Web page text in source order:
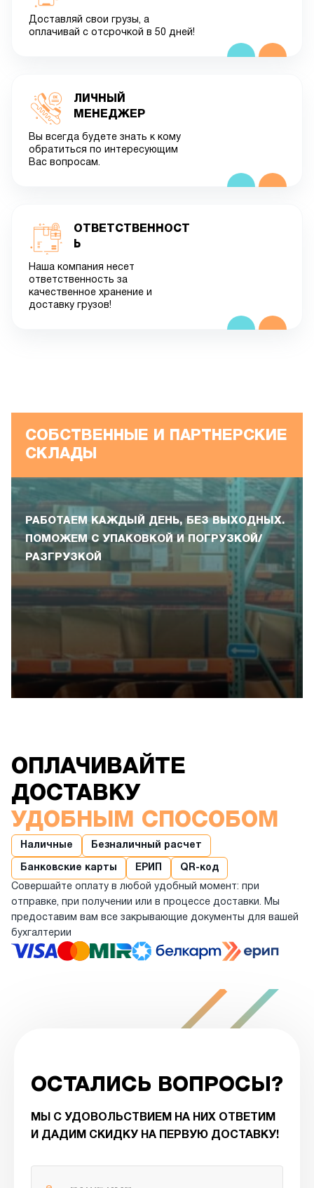
Доставляй свои грузы, а
оплачивай с отсрочкой в 50 дней!
ЛИЧНЫЙ
МЕНЕДЖЕР
Вы всегда будете знать к кому
обратиться по интересующим
Вас вопросам.
ОТВЕТСТВЕННОСТ
Ь
Наша компания несет
ответственность за
качественное хранение и
доставку грузов!
СОБСТВЕННЫЕ И ПАРТНЕРСКИЕ
СКЛАДЫ
РАБОТАЕМ КАЖДЫЙ ДЕНЬ, БЕЗ ВЫХОДНЫХ.
ПОМОЖЕМ С УПАКОВКОЙ И ПОГРУЗКОЙ/
РАЗГРУЗКОЙ
ОПЛАЧИВАЙТЕ
ДОСТАВКУ
УДОБНЫМ СПОСОБОМ
Наличные Безналичный расчет
Банковские карты ЕРИП QR-код
Совершайте оплату в любой удобный момент: при
отправке, при получении или в процессе доставки. Мы
предоставим вам все закрывающие документы для вашей
бухгалтерии
ОСТАЛИСЬ ВОПРОСЫ?
МЫ С УДОВОЛЬСТВИЕМ НА НИХ ОТВЕТИМ
И ДАДИМ СКИДКУ НА ПЕРВУЮ ДОСТАВКУ!